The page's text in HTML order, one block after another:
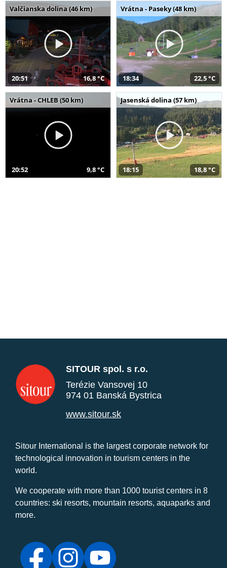
Valčianska dolina (46 km)
20:51 16,8 °C
Vrátna - Paseky (48 km)
18:34 22,5 °C
Vrátna - CHLEB (50 km)
20:52 9,8 °C
Jasenská dolina (57 km)
18:15 18,8 °C
SITOUR spol. s r.o.
Terézie Vansovej 10
974 01 Banská Bystrica
www.sitour.sk
Sitour International is the largest corporate network for
technological innovation in tourism centers in the
world.
We cooperate with more than 1000 tourist centers in 8
countries: ski resorts, mountain resorts, aquaparks and
more.